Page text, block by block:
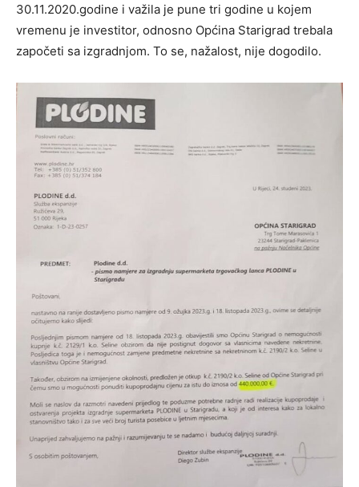
30.11.2020.godine i važila je pune tri godine u kojem
vremenu je investitor, odnosno Općina Starigrad trebala
započeti sa izgradnjom. To se, nažalost, nije dogodilo.